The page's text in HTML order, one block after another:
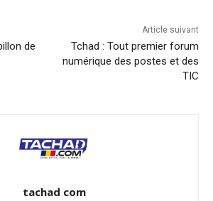
de
Article suivant
Tchad : Tout premier forum
numérique des postes et des
TIC
tachad com